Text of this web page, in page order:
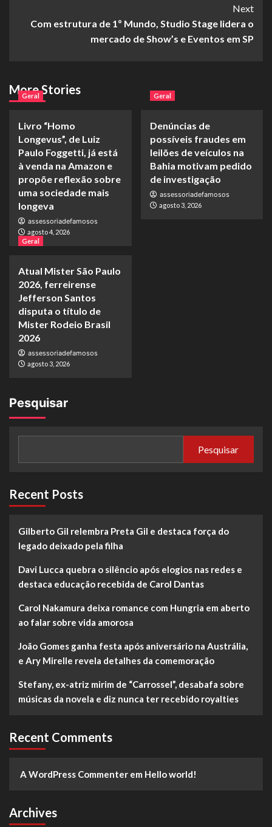
Next
Com estrutura de 1º Mundo, Studio Stage lidera o
mercado de Show’s e Eventos em SP
More Stories
Geral
Livro “Homo
Longevus”, de Luiz
Paulo Foggetti, já está
à venda na Amazon e
propõe reflexão sobre
uma sociedade mais
longeva
assessoriadefamosos
agosto 4, 2026
Geral
Denúncias de
possíveis fraudes em
leilões de veículos na
Bahia motivam pedido
de investigação
assessoriadefamosos
agosto 3, 2026
Geral
Atual Mister São Paulo
2026, ferreirense
Jefferson Santos
disputa o título de
Mister Rodeio Brasil
2026
assessoriadefamosos
agosto 3, 2026
Pesquisar
Pesquisar
Recent Posts
Gilberto Gil relembra Preta Gil e destaca força do
legado deixado pela filha
Davi Lucca quebra o silêncio após elogios nas redes e
destaca educação recebida de Carol Dantas
Carol Nakamura deixa romance com Hungria em aberto
ao falar sobre vida amorosa
João Gomes ganha festa após aniversário na Austrália,
e Ary Mirelle revela detalhes da comemoração
Stefany, ex-atriz mirim de “Carrossel”, desabafa sobre
músicas da novela e diz nunca ter recebido royalties
Recent Comments
A WordPress Commenter em Hello world!
Archives